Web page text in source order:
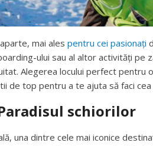
mai ales pentru cei pasionați
ului sau al altor activități pe
Alegerea locului perfect pentru
de top pentru a te ajuta să faci cea
schiorilor
una dintre cele mai iconice